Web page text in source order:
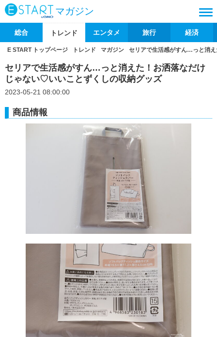
マガジン
総合 トレンド エンタメ 旅行 経済
E START トップページ トレンド マガジン セリアで生活感がすん…っと消
セリアで生活感がすん…っと消えた！お洒落なだけ
じゃない♡いいことずくしの収納グッズ
2023-05-21 08:00:00
商品情報